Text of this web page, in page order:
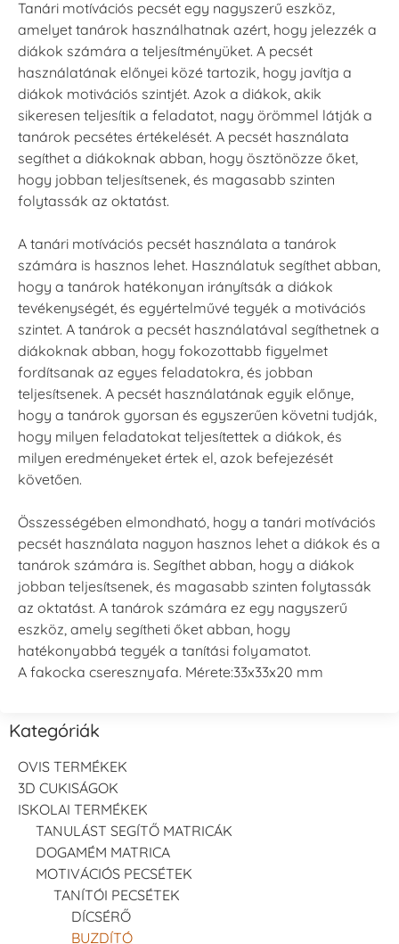
Tanári motívációs pecsét egy nagyszerű eszköz,
amelyet tanárok használhatnak azért, hogy jelezzék a
diákok számára a teljesítményüket. A pecsét
használatának előnyei közé tartozik, hogy javítja a
diákok motivációs szintjét. Azok a diákok, akik
sikeresen teljesítik a feladatot, nagy örömmel látják a
tanárok pecsétes értékelését. A pecsét használata
segíthet a diákoknak abban, hogy ösztönözze őket,
hogy jobban teljesítsenek, és magasabb szinten
folytassák az oktatást.
A tanári motívációs pecsét használata a tanárok
számára is hasznos lehet. Használatuk segíthet abban,
hogy a tanárok hatékonyan irányítsák a diákok
tevékenységét, és egyértelművé tegyék a motivációs
szintet. A tanárok a pecsét használatával segíthetnek a
diákoknak abban, hogy fokozottabb figyelmet
fordítsanak az egyes feladatokra, és jobban
teljesítsenek. A pecsét használatának egyik előnye,
hogy a tanárok gyorsan és egyszerűen követni tudják,
hogy milyen feladatokat teljesítettek a diákok, és
milyen eredményeket értek el, azok befejezését
követően.
Összességében elmondható, hogy a tanári motívációs
pecsét használata nagyon hasznos lehet a diákok és a
tanárok számára is. Segíthet abban, hogy a diákok
jobban teljesítsenek, és magasabb szinten folytassák
az oktatást. A tanárok számára ez egy nagyszerű
eszköz, amely segítheti őket abban, hogy
hatékonyabbá tegyék a tanítási folyamatot.
A fakocka cseresznyafa. Mérete:33x33x20 mm
Kategóriák
OVIS TERMÉKEK
3D CUKISÁGOK
ISKOLAI TERMÉKEK
TANULÁST SEGÍTŐ MATRICÁK
DOGAMÉM MATRICA
MOTIVÁCIÓS PECSÉTEK
TANÍTÓI PECSÉTEK
DÍCSÉRŐ
BUZDÍTÓ